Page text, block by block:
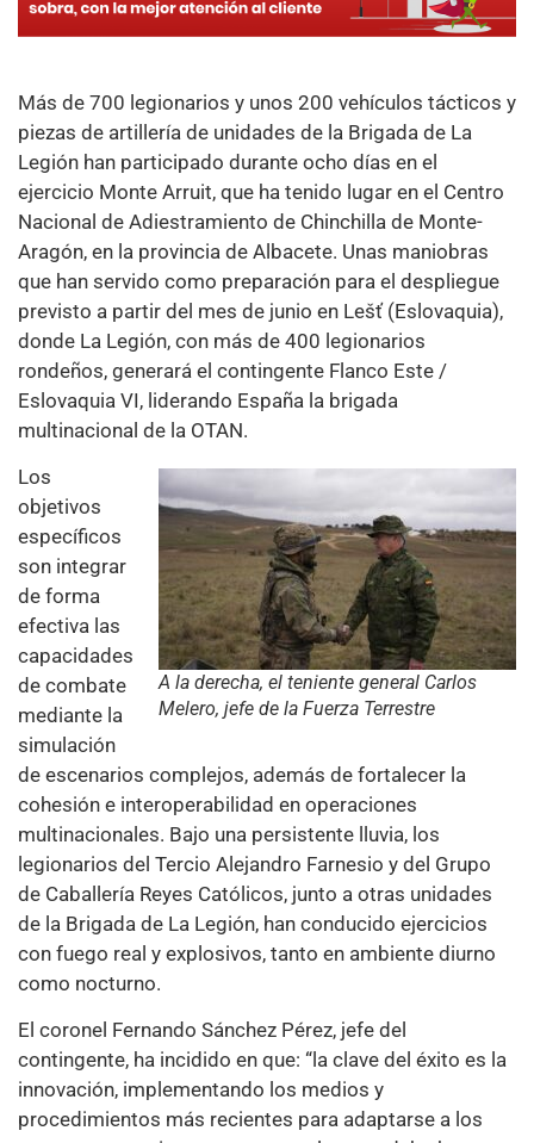
Más de 700 legionarios y unos 200 vehículos tácticos y
piezas de artillería de unidades de la Brigada de La
Legión han participado durante ocho días en el
ejercicio Monte Arruit, que ha tenido lugar en el Centro
Nacional de Adiestramiento de Chinchilla de Monte-
Aragón, en la provincia de Albacete. Unas maniobras
que han servido como preparación para el despliegue
previsto a partir del mes de junio en Lešť (Eslovaquia),
donde La Legión, con más de 400 legionarios
rondeños, generará el contingente Flanco Este /
Eslovaquia VI, liderando España la brigada
multinacional de la OTAN.
A la derecha, el teniente general Carlos
Melero, jefe de la Fuerza Terrestre
Los
objetivos
específicos
son integrar
de forma
efectiva las
capacidades
de combate
mediante la
simulación
de escenarios complejos, además de fortalecer la
cohesión e interoperabilidad en operaciones
multinacionales. Bajo una persistente lluvia, los
legionarios del Tercio Alejandro Farnesio y del Grupo
de Caballería Reyes Católicos, junto a otras unidades
de la Brigada de La Legión, han conducido ejercicios
con fuego real y explosivos, tanto en ambiente diurno
como nocturno.
El coronel Fernando Sánchez Pérez, jefe del
contingente, ha incidido en que: “la clave del éxito es la
innovación, implementando los medios y
procedimientos más recientes para adaptarse a los